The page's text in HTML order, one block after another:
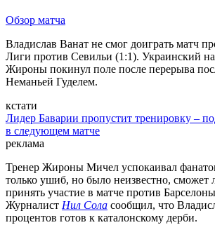
Обзор матча
Владислав Ванат не смог доиграть матч
Лиги против Севильи (1:1). Украинский
Жироны покинул поле после перерыва
Неманьей Гуделем.
кстати
Лидер Баварии пропустит тренировку –
в следующем матче
реклама
Тренер Жироны Мичел успокаивал
только ушиб, но было неизвестно, сможет
принять участие в матче против
Журналист Нил Сола сообщил, что
процентов готов к каталонскому дерби.